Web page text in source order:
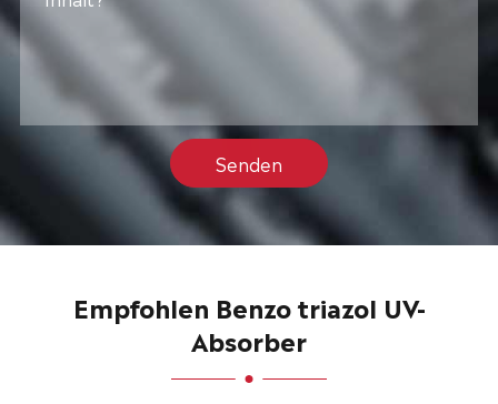
Senden
Empfohlen Benzo triazol UV-
Absorber